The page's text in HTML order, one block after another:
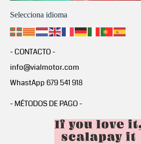
Selecciona idioma
- CONTACTO -
info@vialmotor.com
WhastApp 679 541 918
- MÉTODOS DE PAGO -